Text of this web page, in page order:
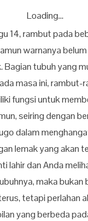
Loading...
14, rambut pada
warnanya
Bagian tubuh yang
masa ini, rambut-
fungsi untuk
seiring dengan
dalam
lemak yang akan
lahir dan Anda
maka bukan
tetapi perlahan
yang berbeda